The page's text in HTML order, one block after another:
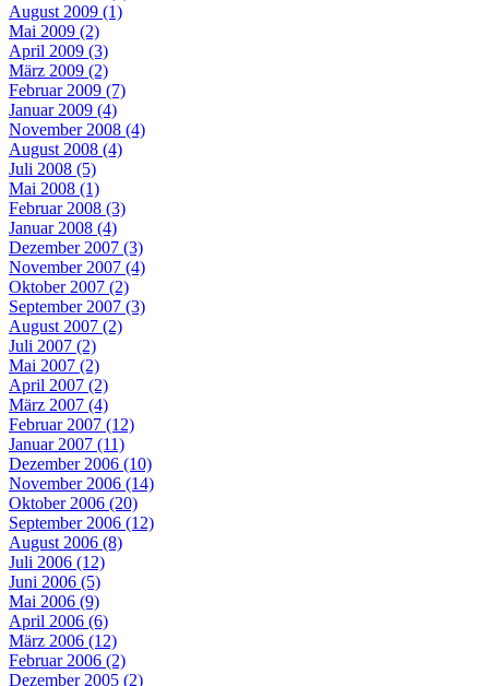
August 2009 (1)
Mai 2009 (2)
April 2009 (3)
März 2009 (2)
Februar 2009 (7)
Januar 2009 (4)
November 2008 (4)
August 2008 (4)
Juli 2008 (5)
Mai 2008 (1)
Februar 2008 (3)
Januar 2008 (4)
Dezember 2007 (3)
November 2007 (4)
Oktober 2007 (2)
September 2007 (3)
August 2007 (2)
Juli 2007 (2)
Mai 2007 (2)
April 2007 (2)
März 2007 (4)
Februar 2007 (12)
Januar 2007 (11)
Dezember 2006 (10)
November 2006 (14)
Oktober 2006 (20)
September 2006 (12)
August 2006 (8)
Juli 2006 (12)
Juni 2006 (5)
Mai 2006 (9)
April 2006 (6)
März 2006 (12)
Februar 2006 (2)
Dezember 2005 (2)